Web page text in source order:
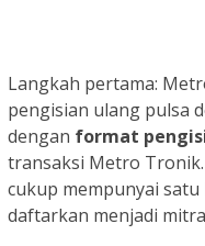
Langkah pertama:
pengisian ulang pulsa
dengan format
transaksi Metro
cukup mempunyai
daftarkan menjadi